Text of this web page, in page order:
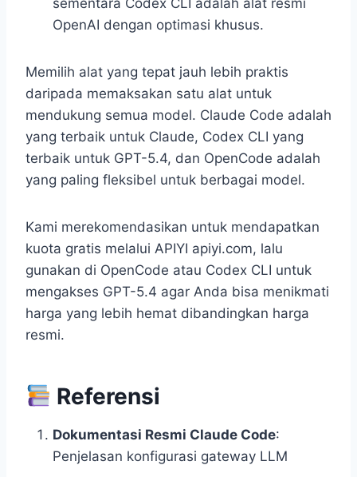
sementara Codex CLI adalah alat resmi
OpenAI dengan optimasi khusus.
Memilih alat yang tepat jauh lebih praktis
daripada memaksakan satu alat untuk
mendukung semua model. Claude Code adalah
yang terbaik untuk Claude, Codex CLI yang
terbaik untuk GPT-5.4, dan OpenCode adalah
yang paling fleksibel untuk berbagai model.
Kami merekomendasikan untuk mendapatkan
kuota gratis melalui APIYI apiyi.com, lalu
gunakan di OpenCode atau Codex CLI untuk
mengakses GPT-5.4 agar Anda bisa menikmati
harga yang lebih hemat dibandingkan harga
resmi.
Referensi
Dokumentasi Resmi Claude Code:
Penjelasan konfigurasi gateway LLM